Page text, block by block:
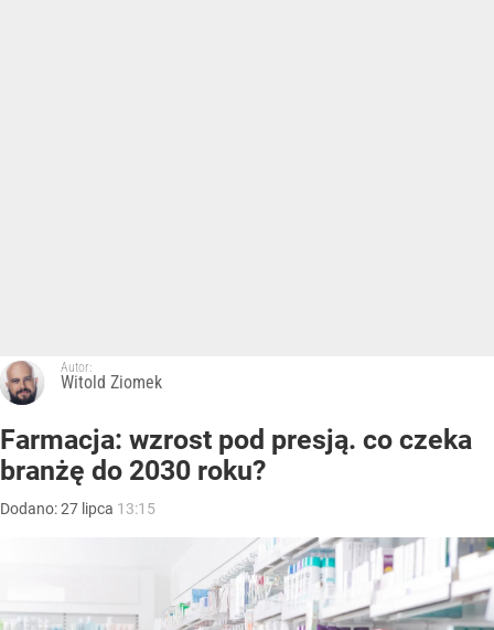
Autor:
Witold Ziomek
Farmacja: wzrost pod presją. co czeka
branżę do 2030 roku?
Dodano:27 lipca 13:15